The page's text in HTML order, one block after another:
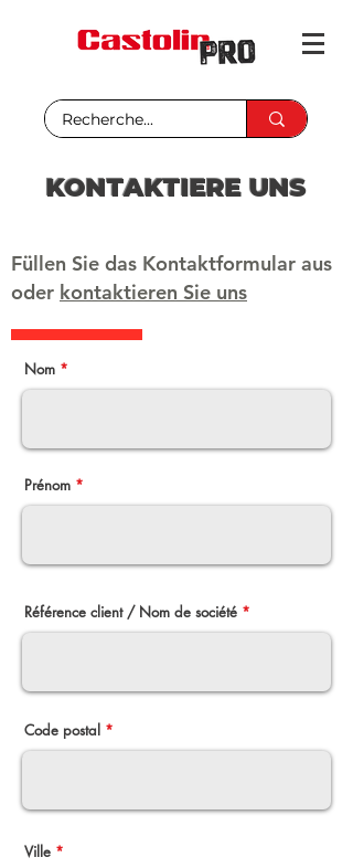
KONTAKTIERE UNS
Füllen Sie das Kontaktformular aus
oder kontaktieren Sie uns
Nom
Prénom
Référence client / Nom de société
Code postal
Ville